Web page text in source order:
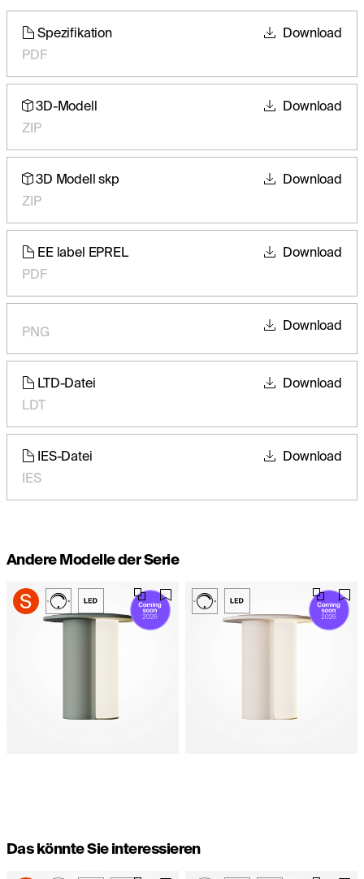
Spezifikation
PDF
Download
3D-Modell
ZIP
Download
3D Modell skp
ZIP
Download
EE label EPREL
PDF
Download
PNG Download
LTD-Datei
LDT
Download
IES-Datei
IES
Download
Andere Modelle der Serie
Das könnte Sie interessieren